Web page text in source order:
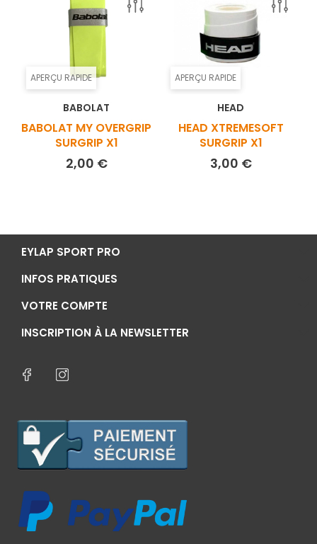
APERÇU RAPIDE
BABOLAT
BABOLAT MY OVERGRIP
SURGRIP X1
2,00 €Prix
APERÇU RAPIDE
HEAD
HEAD XTREMESOFT
SURGRIP X1
3,00 €Prix
EYLAP SPORT PRO
INFOS PRATIQUES
VOTRE COMPTE
INSCRIPTION À LA NEWSLETTER